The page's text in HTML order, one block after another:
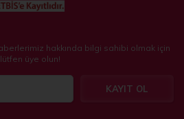
hakkında bilgi sahibi olmak için
lütfen üye olun!
KAYIT OL